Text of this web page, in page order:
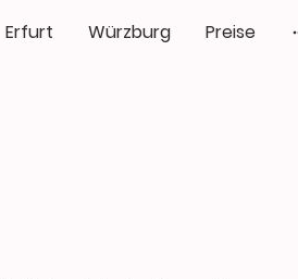
Erfurt Würzburg Preise